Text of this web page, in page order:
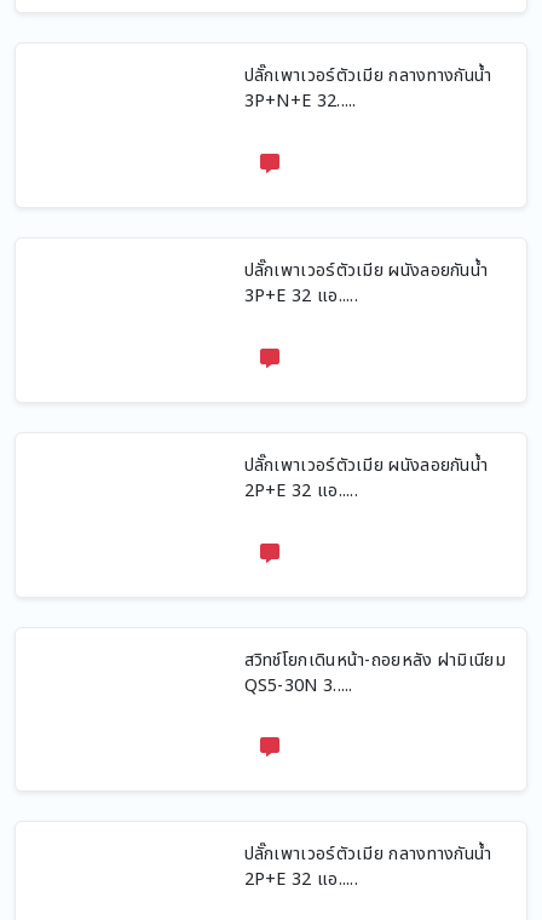
ปลั๊กเพาเวอร์ตัวเมีย กลางทางกันน้ำ
3P+N+E 32.....
ปลั๊กเพาเวอร์ตัวเมีย ผนังลอยกันน้ำ
3P+E 32 แอ.....
ปลั๊กเพาเวอร์ตัวเมีย ผนังลอยกันน้ำ
2P+E 32 แอ.....
สวิทช์โยกเดินหน้า-ถอยหลัง ฝามิเนียม
QS5-30N 3.....
ปลั๊กเพาเวอร์ตัวเมีย กลางทางกันน้ำ
2P+E 32 แอ.....